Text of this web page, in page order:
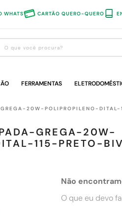
WHATS CARTÃO QUERO-QUERO
que você procura?
FERRAMENTAS
20W-POLIPROPILENO-DITAL-
GREGA-20W-
115-PRETO-
Não
O que eu devo
1º
guarda roupa
4º sofa